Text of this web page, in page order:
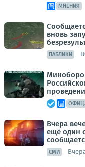
МНЕНИЯ
вновь
ПАБЛИКИ
ОФИЦ.
Вчера
ещё один
СМИ